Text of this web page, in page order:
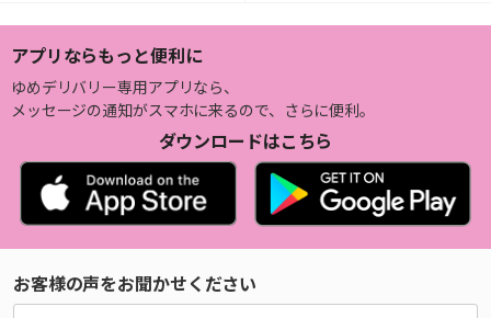
アプリならもっと便利に
ゆめデリバリー専用アプリなら、
メッセージの通知がスマホに来るので、さらに便利。
ダウンロードはこちら
お客様の声をお聞かせください